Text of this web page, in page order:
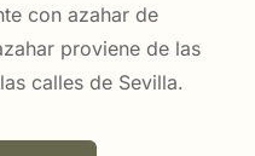
con azahar de
proviene de las
calles de Sevilla.